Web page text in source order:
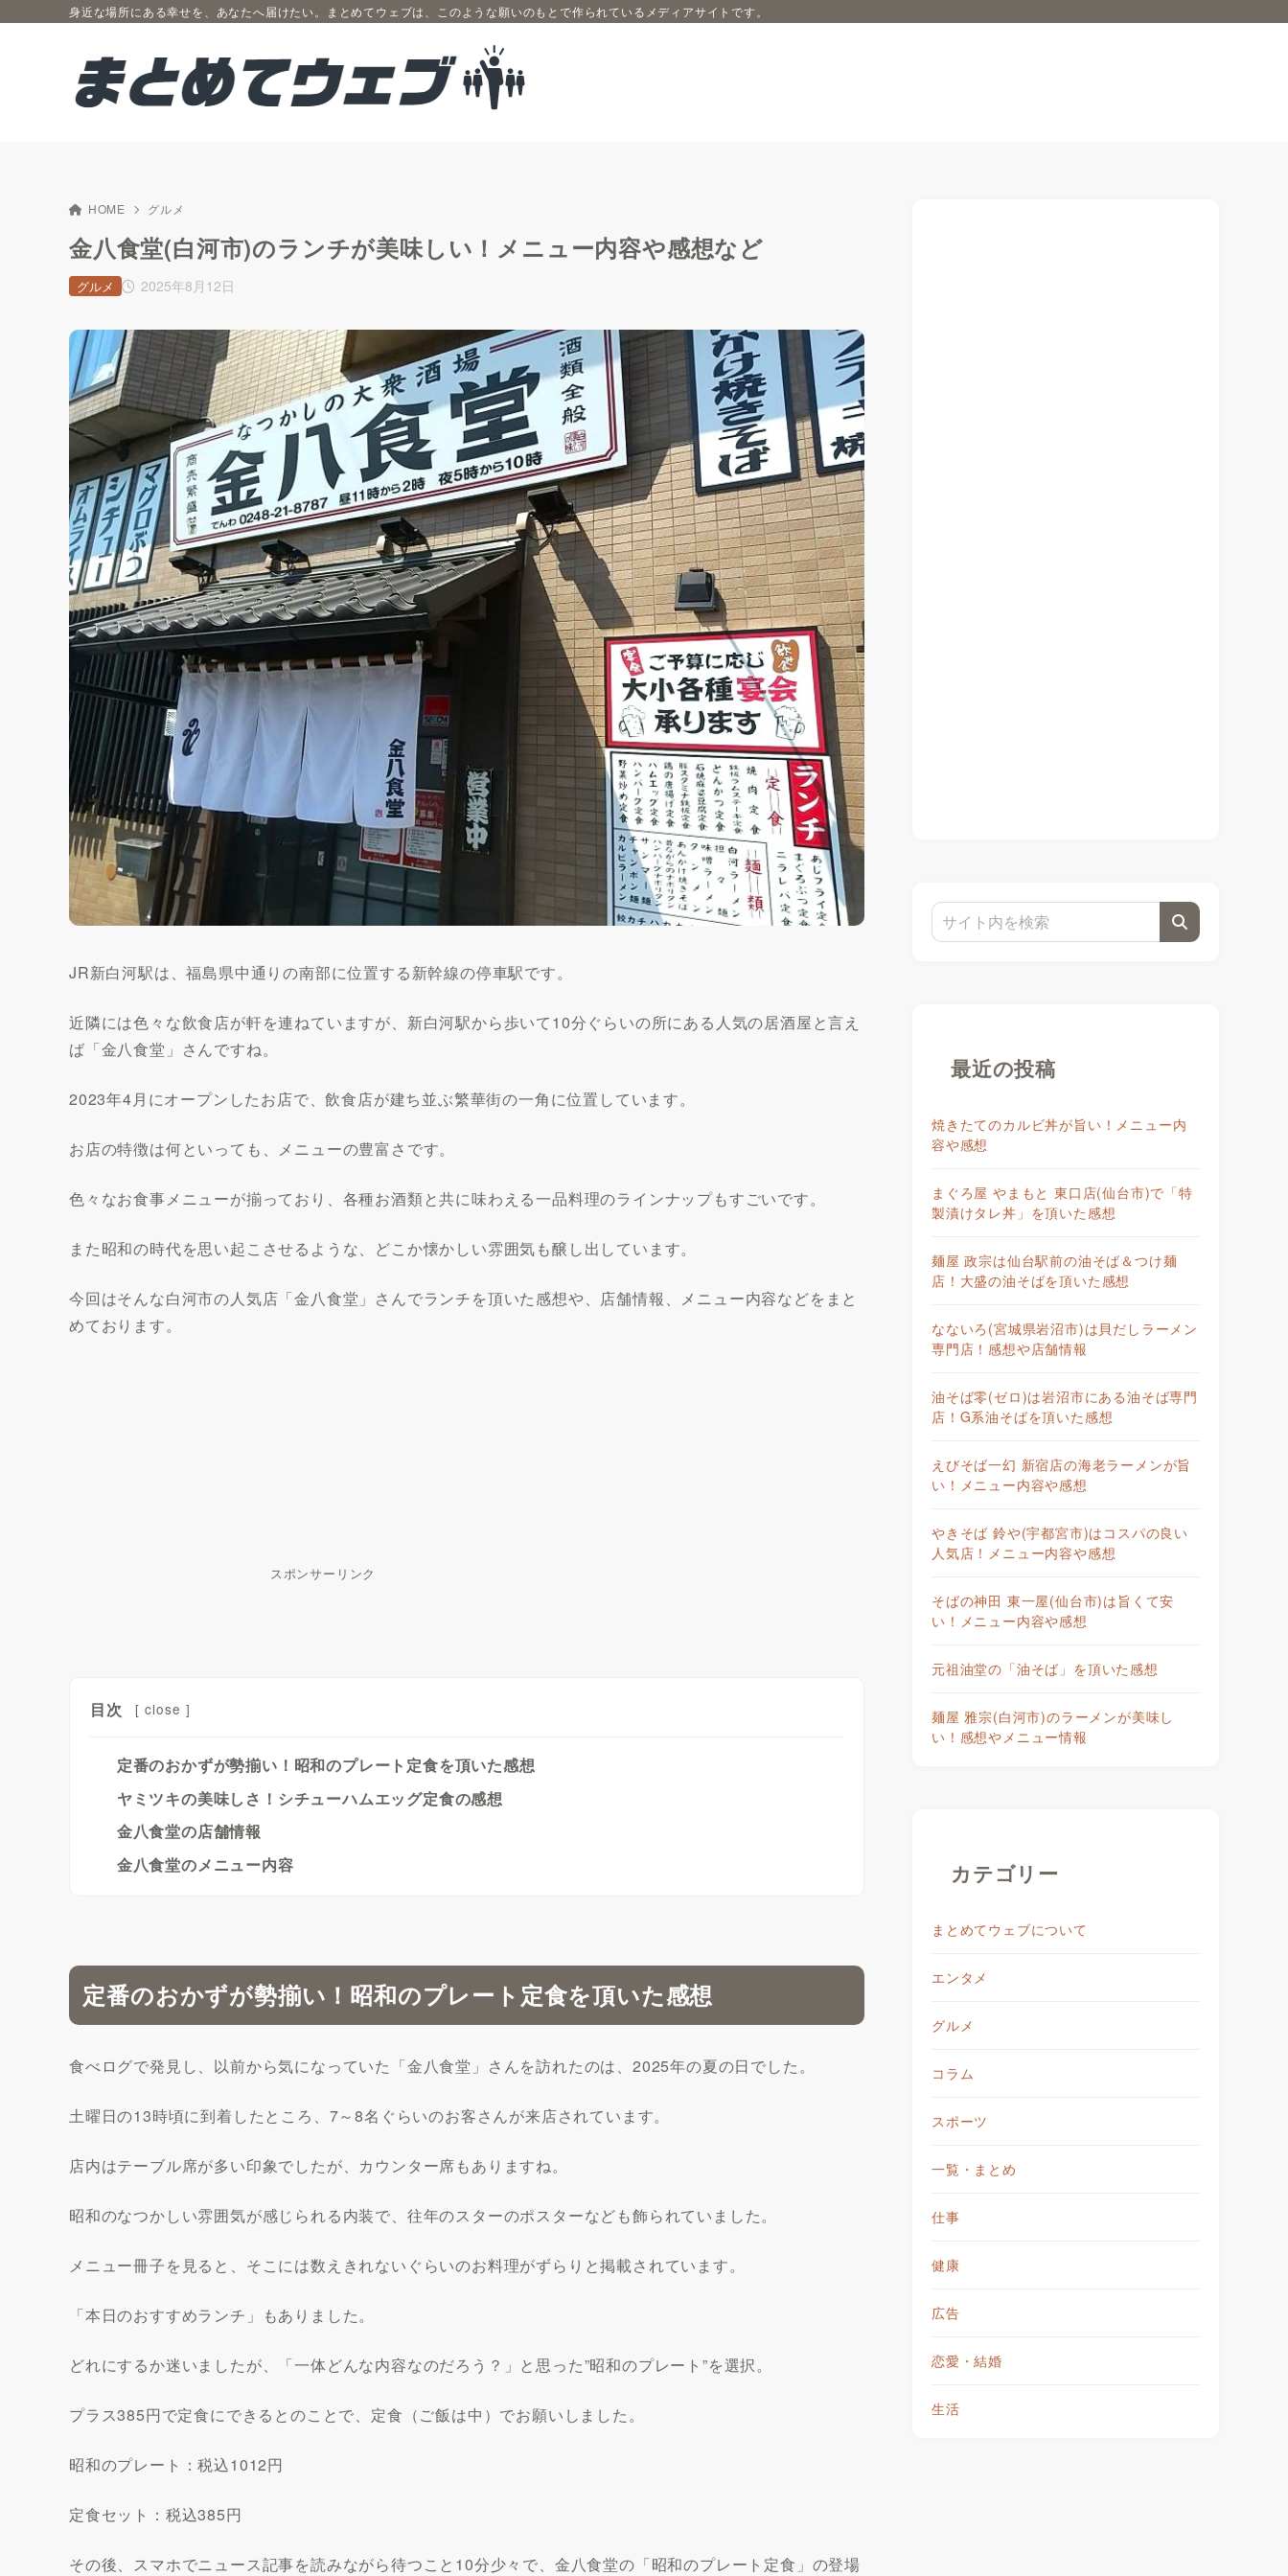
身近な場所にある幸せを、あなたへ届けたい。まとめてウェブは、このような願いのもとで作られているメディアサイトです。
HOME グルメ
金八食堂(白河市)のランチが美味しい！メニュー内容や感想など
2025年8月12日
グルメ
JR新白河駅は、福島県中通りの南部に位置する新幹線の停車駅です。
近隣には色々な飲食店が軒を連ねていますが、新白河駅から歩いて10分ぐらいの所にある人気の居酒屋と言え
ば「金八食堂」さんですね。
2023年4月にオープンしたお店で、飲食店が建ち並ぶ繁華街の一角に位置しています。
お店の特徴は何といっても、メニューの豊富さです。
色々なお食事メニューが揃っており、各種お酒類と共に味わえる一品料理のラインナップもすごいです。
また昭和の時代を思い起こさせるような、どこか懐かしい雰囲気も醸し出しています。
今回はそんな白河市の人気店「金八食堂」さんでランチを頂いた感想や、店舗情報、メニュー内容などをまと
めております。
スポンサーリンク
目次 [ close ]
定番のおかずが勢揃い！昭和のプレート定食を頂いた感想
ヤミツキの美味しさ！シチューハムエッグ定食の感想
金八食堂の店舗情報
金八食堂のメニュー内容
定番のおかずが勢揃い！昭和のプレート定食を頂いた感想
食べログで発見し、以前から気になっていた「金八食堂」さんを訪れたのは、2025年の夏の日でした。
土曜日の13時頃に到着したところ、7～8名ぐらいのお客さんが来店されています。
店内はテーブル席が多い印象でしたが、カウンター席もありますね。
昭和のなつかしい雰囲気が感じられる内装で、往年のスターのポスターなども飾られていました。
メニュー冊子を見ると、そこには数えきれないぐらいのお料理がずらりと掲載されています。
「本日のおすすめランチ」もありました。
どれにするか迷いましたが、「一体どんな内容なのだろう？」と思った”昭和のプレート”を選択。
プラス385円で定食にできるとのことで、定食（ご飯は中）でお願いしました。
昭和のプレート：税込1012円
定食セット：税込385円
その後、スマホでニュース記事を読みながら待つこと10分少々で、金八食堂の「昭和のプレート定食」の登場
最近の投稿
焼きたてのカルビ丼が旨い！メニュー内
容や感想
まぐろ屋 やまもと 東口店(仙台市)で「特
製漬けタレ丼」を頂いた感想
麺屋 政宗は仙台駅前の油そば＆つけ麺
店！大盛の油そばを頂いた感想
なないろ(宮城県岩沼市)は貝だしラーメン
専門店！感想や店舗情報
油そば零(ゼロ)は岩沼市にある油そば専門
店！G系油そばを頂いた感想
えびそば一幻 新宿店の海老ラーメンが旨
い！メニュー内容や感想
やきそば 鈴や(宇都宮市)はコスパの良い
人気店！メニュー内容や感想
そばの神田 東一屋(仙台市)は旨くて安
い！メニュー内容や感想
元祖油堂の「油そば」を頂いた感想
麺屋 雅宗(白河市)のラーメンが美味し
い！感想やメニュー情報
カテゴリー
まとめてウェブについて
エンタメ
グルメ
コラム
スポーツ
一覧・まとめ
仕事
健康
広告
恋愛・結婚
生活